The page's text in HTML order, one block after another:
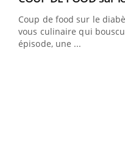
Coup de food sur le
vous culinaire qui
épisode, une ...